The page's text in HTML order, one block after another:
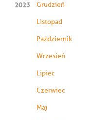
2023 Grudzień
Listopad
Październik
Wrzesień
Lipiec
Czerwiec
Maj